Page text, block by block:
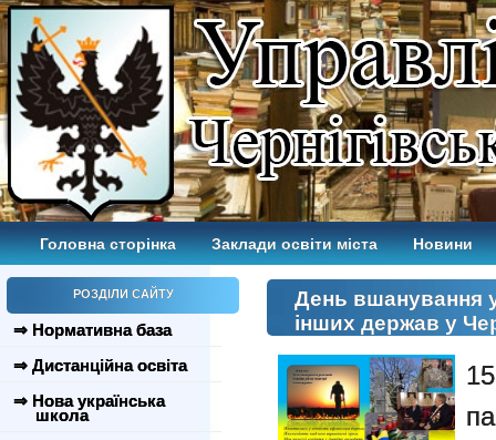
Головна сторінка Заклади освіти міста Новини
РОЗДІЛИ САЙТУ
⇒ Нормативна база
⇒ Дистанційна освіта
⇒ Нова українська
школа
День вшанування
інших держав у